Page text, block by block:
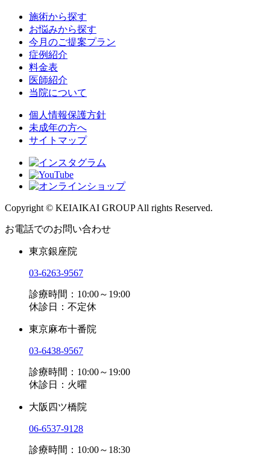
施術から探す
お悩みから探す
今月のご提案プラン
症例紹介
料金表
医師紹介
当院について
個人情報保護方針
未成年の方へ
サイトマップ
Copyright © KEIAIKAI GROUP All rights Reserved.
お電話でのお問い合わせ
東京銀座院
03-6263-9567
診療時間：10:00～19:00
休診日：不定休
東京麻布十番院
03-6438-9567
診療時間：10:00～19:00
休診日：火曜
大阪四ツ橋院
06-6537-9128
診療時間：10:00～18:30